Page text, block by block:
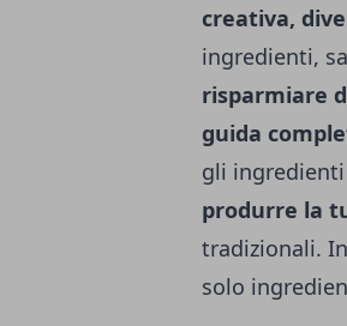
creativa,
ingredienti,
risparmiare
guida
gli
produrre la
tradizionali.
solo